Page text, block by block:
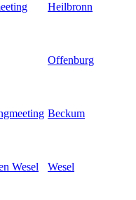
Heilbronn
Offenburg
Beckum
Wesel Wesel